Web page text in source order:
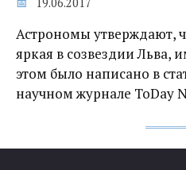
Астрономы утверждают,
яркая в созвездии Льва,
этом было написано в
научном журнале ToDay